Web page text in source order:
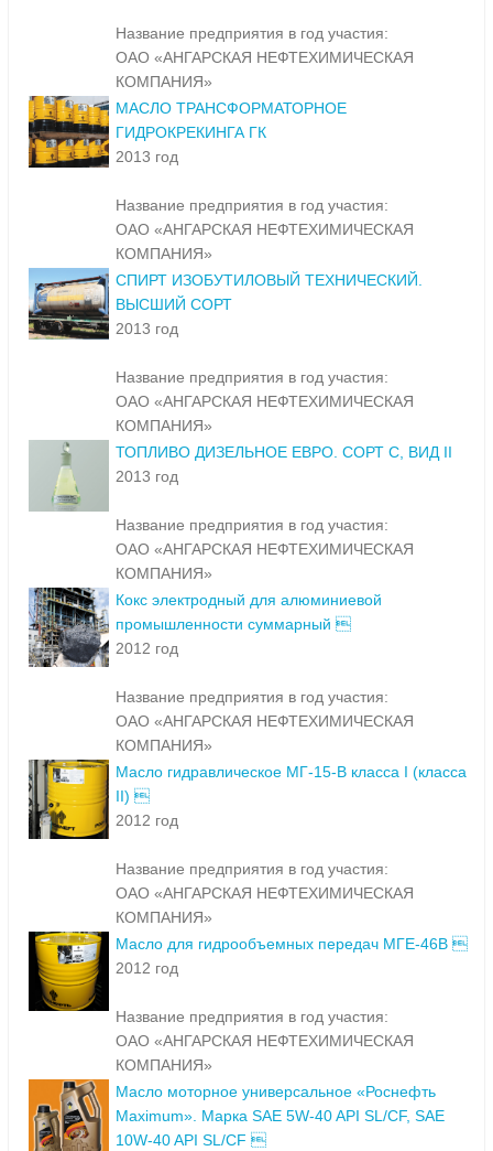
Название предприятия в год участия:
ОАО «АНГАРСКАЯ НЕФТЕХИМИЧЕСКАЯ
КОМПАНИЯ»
МАСЛО ТРАНСФОРМАТОРНОЕ
ГИДРОКРЕКИНГА ГК
2013 год
Название предприятия в год участия:
ОАО «АНГАРСКАЯ НЕФТЕХИМИЧЕСКАЯ
КОМПАНИЯ»
СПИРТ ИЗОБУТИЛОВЫЙ ТЕХНИЧЕСКИЙ.
ВЫСШИЙ СОРТ
2013 год
Название предприятия в год участия:
ОАО «АНГАРСКАЯ НЕФТЕХИМИЧЕСКАЯ
КОМПАНИЯ»
ТОПЛИВО ДИЗЕЛЬНОЕ ЕВРО. СОРТ С, ВИД II
2013 год
Название предприятия в год участия:
ОАО «АНГАРСКАЯ НЕФТЕХИМИЧЕСКАЯ
КОМПАНИЯ»
Кокс электродный для алюминиевой
промышленности суммарный 
2012 год
Название предприятия в год участия:
ОАО «АНГАРСКАЯ НЕФТЕХИМИЧЕСКАЯ
КОМПАНИЯ»
Масло гидравлическое МГ-15-В класса I (класса
II) 
2012 год
Название предприятия в год участия:
ОАО «АНГАРСКАЯ НЕФТЕХИМИЧЕСКАЯ
КОМПАНИЯ»
Масло для гидрообъемных передач МГЕ-46В 
2012 год
Название предприятия в год участия:
ОАО «АНГАРСКАЯ НЕФТЕХИМИЧЕСКАЯ
КОМПАНИЯ»
Масло моторное универсальное «Роснефть
Maximum». Марка SAE 5W-40 API SL/CF, SAE
10W-40 API SL/CF 